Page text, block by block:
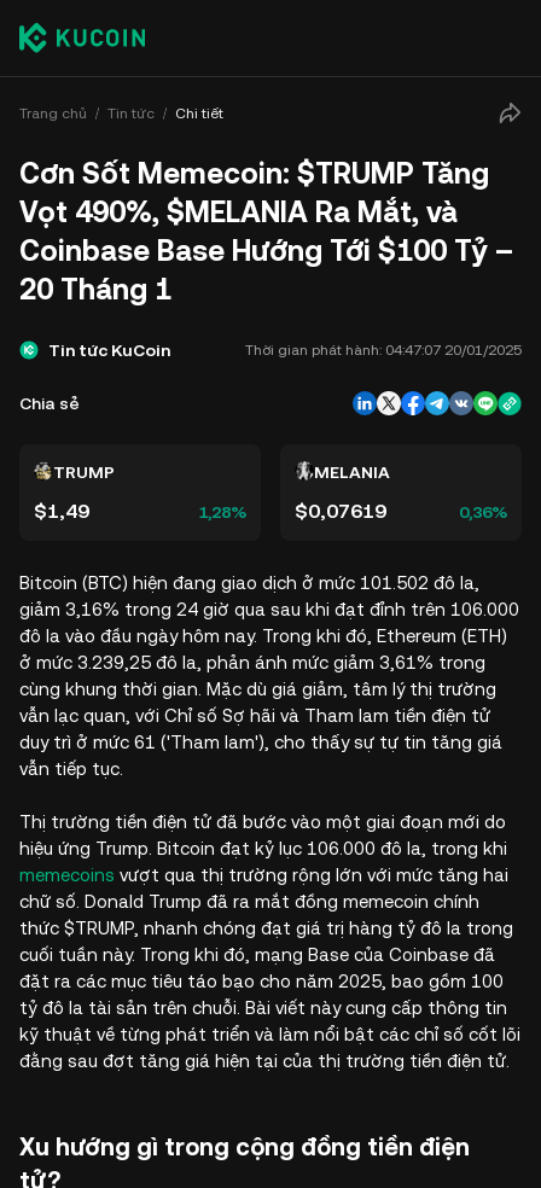
Trang chủ Tin tức Chi tiết
Cơn Sốt Memecoin: $TRUMP Tăng
Vọt 490%, $MELANIA Ra Mắt, và
Coinbase Base Hướng Tới $100 Tỷ –
20 Tháng 1
Tin tức KuCoin Thời gian phát hành: 04:47:07 20/01/2025
Chia sẻ
TRUMP
$1,49 1,28%
MELANIA
$0,07619 0,36%
Bitcoin (BTC) hiện đang giao dịch ở mức 101.502 đô la,
giảm 3,16% trong 24 giờ qua sau khi đạt đỉnh trên 106.000
đô la vào đầu ngày hôm nay. Trong khi đó, Ethereum (ETH)
ở mức 3.239,25 đô la, phản ánh mức giảm 3,61% trong
cùng khung thời gian. Mặc dù giá giảm, tâm lý thị trường
vẫn lạc quan, với Chỉ số Sợ hãi và Tham lam tiền điện tử
duy trì ở mức 61 ('Tham lam'), cho thấy sự tự tin tăng giá
vẫn tiếp tục.
Thị trường tiền điện tử đã bước vào một giai đoạn mới do
hiệu ứng Trump. Bitcoin đạt kỷ lục 106.000 đô la, trong khi
memecoins vượt qua thị trường rộng lớn với mức tăng hai
chữ số. Donald Trump đã ra mắt đồng memecoin chính
thức $TRUMP, nhanh chóng đạt giá trị hàng tỷ đô la trong
cuối tuần này. Trong khi đó, mạng Base của Coinbase đã
đặt ra các mục tiêu táo bạo cho năm 2025, bao gồm 100
tỷ đô la tài sản trên chuỗi. Bài viết này cung cấp thông tin
kỹ thuật về từng phát triển và làm nổi bật các chỉ số cốt lõi
đằng sau đợt tăng giá hiện tại của thị trường tiền điện tử.
Xu hướng gì trong cộng đồng tiền điện
tử?